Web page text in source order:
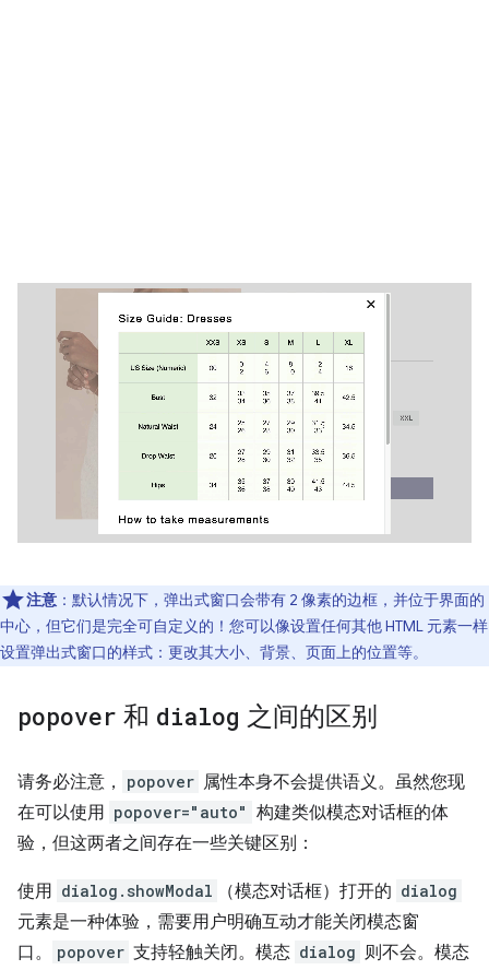
注意 ：默认情况下，弹出式窗口会带有 2 像素的边框，并位于界面的
中心，但它们是完全可自定义的！您可以像设置任何其他 HTML 元素一样
设置弹出式窗口的样式：更改其大小、背景、页面上的位置等。
popover 和 dialog 之间的区别
请务必注意， popover 属性本身不会提供语义。虽然您现
在可以使用 popover="auto" 构建类似模态对话框的体
验，但这两者之间存在一些关键区别：
使用 dialog.showModal （模态对话框）打开的 dialog
元素是一种体验，需要用户明确互动才能关闭模态窗
口。
popover 支持轻触关闭。模态 dialog 则不会。模态